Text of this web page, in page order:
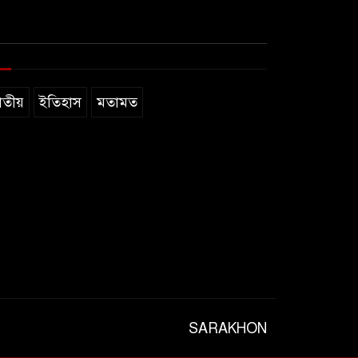
ইতিহাস মতামত
SARAKHON